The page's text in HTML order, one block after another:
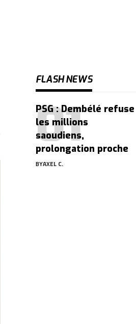
FLASH NEWS
PSG : Dembélé refuse
les millions
saoudiens,
prolongation proche
BYAXEL C.